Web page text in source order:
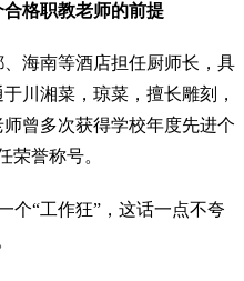
格职教老师的前提
海南等酒店担任厨师长，具
川湘菜，琼菜，擅长雕刻，
曾多次获得学校年度先进个
荣誉称号。
个“工作狂”，这话一点不夸